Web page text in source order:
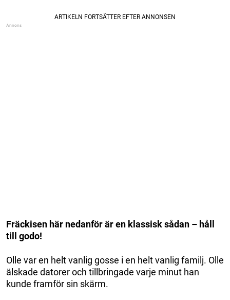
Fräckisen här nedanför är en klassisk sådan – håll
till godo!
Olle var en helt vanlig gosse i en helt vanlig familj. Olle
älskade datorer och tillbringade varje minut han
kunde framför sin skärm.